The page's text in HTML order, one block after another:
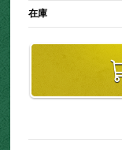
在庫